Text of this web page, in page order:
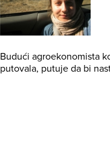
Budući agroekonomista
putovala, putuje da bi